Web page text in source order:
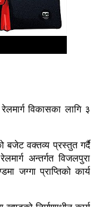
विकासका लागि ३
बजेट वक्तव्य प्रस्तुत गर्दै
अन्तर्गत विजलपुरा
जग्गा प्राप्तिको कार्य